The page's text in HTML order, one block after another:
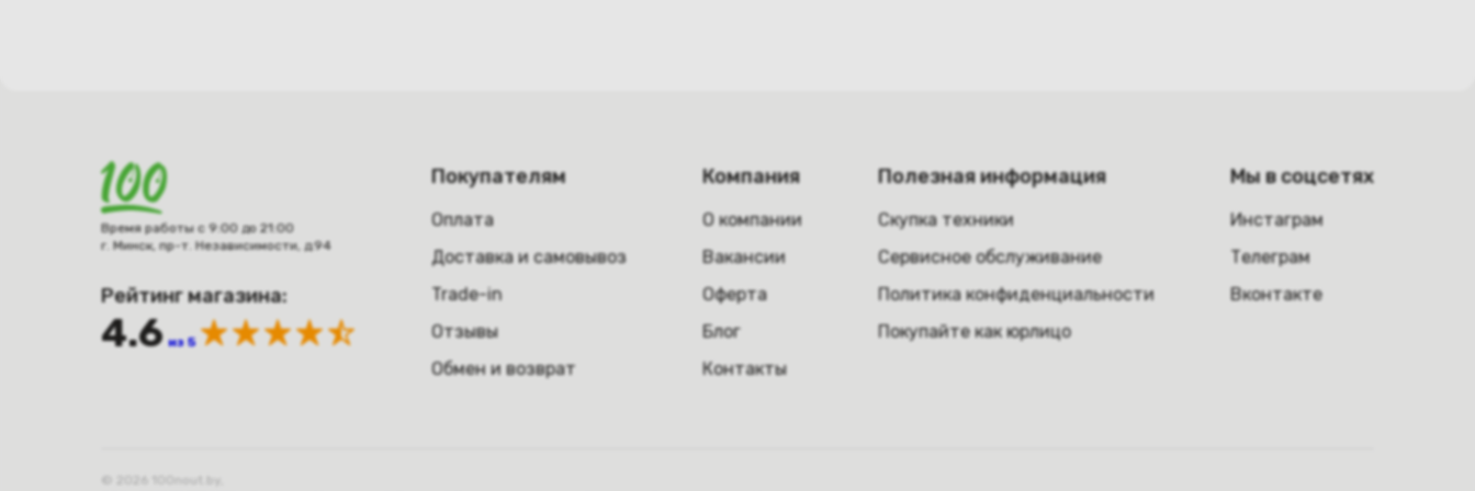
Время работы с 9:00 до 21:00
г. Минск, пр-т. Независимости, д.94
Рейтинг магазина:
4.6 из 5
Покупателям
Оплата
Доставка и самовывоз
Trade-in
Отзывы
Обмен и возврат
Компания
О компании
Вакансии
Оферта
Блог
Контакты
Полезная информация
Скупка техники
Сервисное обслуживание
Политика конфиденциальности
Покупайте как юрлицо
Мы в соцсетях
Инстаграм
Телеграм
Вконтакте